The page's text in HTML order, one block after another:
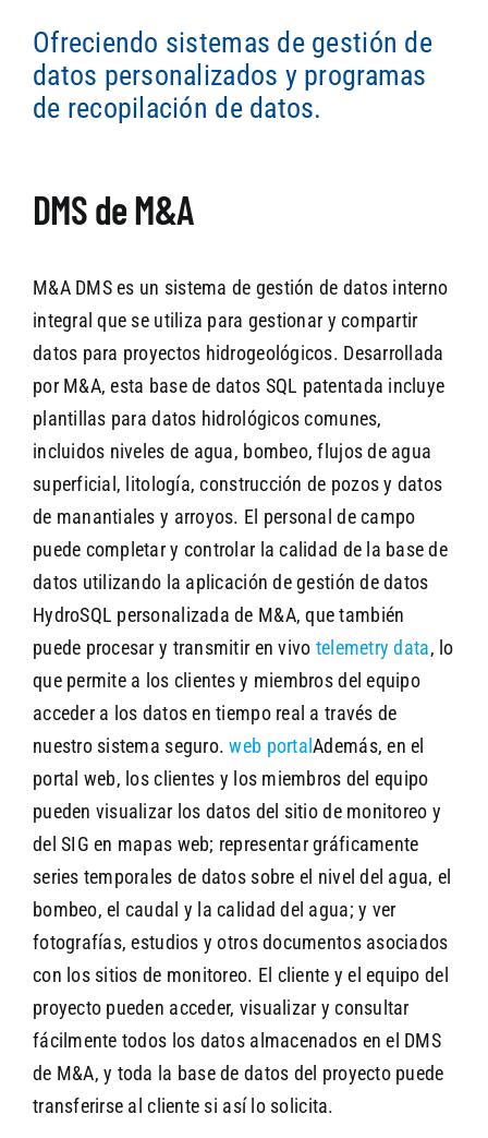
SEARCH
Ofreciendo sistemas de gestión de
datos personalizados y programas
de recopilación de datos.
DMS de M&A
M&A DMS es un sistema de gestión de datos interno
integral que se utiliza para gestionar y compartir
datos para proyectos hidrogeológicos. Desarrollada
por M&A, esta base de datos SQL patentada incluye
plantillas para datos hidrológicos comunes,
incluidos niveles de agua, bombeo, flujos de agua
superficial, litología, construcción de pozos y datos
de manantiales y arroyos. El personal de campo
puede completar y controlar la calidad de la base de
datos utilizando la aplicación de gestión de datos
HydroSQL personalizada de M&A, que también
puede procesar y transmitir en vivo telemetry data, lo
que permite a los clientes y miembros del equipo
acceder a los datos en tiempo real a través de
nuestro sistema seguro.web portalAdemás, en el
portal web, los clientes y los miembros del equipo
pueden visualizar los datos del sitio de monitoreo y
del SIG en mapas web; representar gráficamente
series temporales de datos sobre el nivel del agua, el
bombeo, el caudal y la calidad del agua; y ver
fotografías, estudios y otros documentos asociados
con los sitios de monitoreo. El cliente y el equipo del
proyecto pueden acceder, visualizar y consultar
fácilmente todos los datos almacenados en el DMS
de M&A, y toda la base de datos del proyecto puede
transferirse al cliente si así lo solicita.